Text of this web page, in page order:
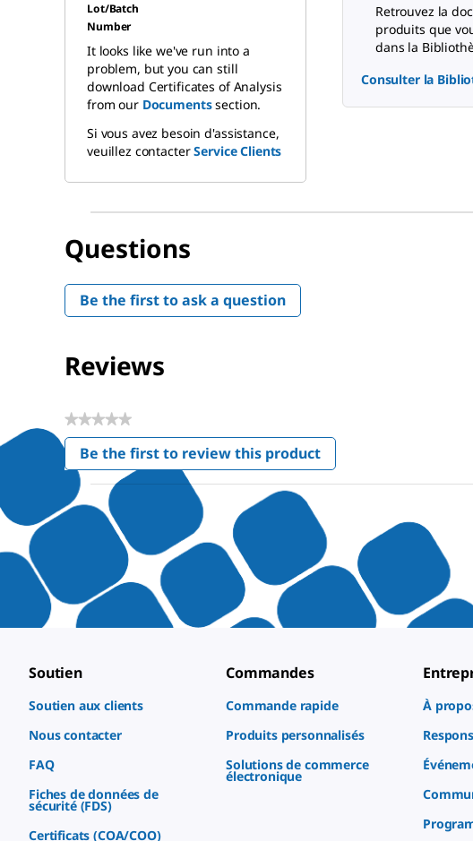
Lot/Batch
Number
It looks like we've run into a
problem, but you can still
download Certificates of Analysis
from our Documentssection.
Si vous avez besoin d'assistance,
veuillez contacterService Clients
Retrouvez la
produits que
dans la
Consulter la
Questions
Be the first to ask a question
Reviews
★★★★★
No
rating
value
Be the first to review this product
.
This
action
will
modal
dialog.
Soutien
Soutien aux clients
Nous contacter
FAQ
Fiches de données de
sécurité (FDS)
Certificats (COA/COO)
Commandes
Commande rapide
Produits personnalisés
Solutions de commerce
électronique
À